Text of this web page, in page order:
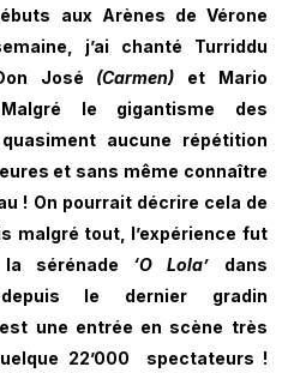
aux Arènes de Vérone
j’ai chanté Turriddu
José (Carmen) et Mario
Malgré le gigantisme des
aucune répétition
et sans même connaître
! On pourrait décrire cela de
malgré tout, l’expérience fut
la sérénade ‘O Lola’ dans
depuis le dernier gradin
une entrée en scène très
22’000 spectateurs !